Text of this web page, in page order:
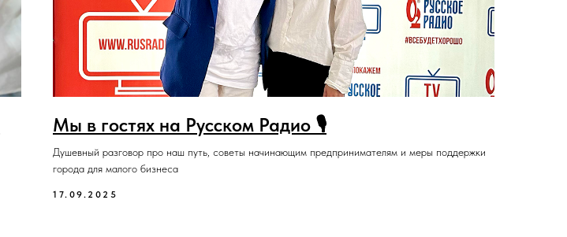
Мы в гостях на Русском Радио 🎙️
Душевный разговор про наш путь, советы начинающим предпринимателям и меры поддержки
города для малого бизнеса
17.09.2025